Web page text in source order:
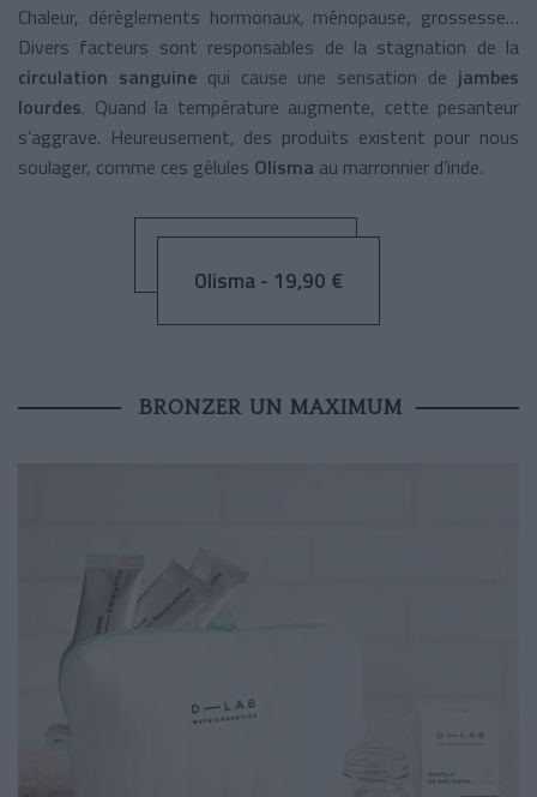
Chaleur, dérèglements hormonaux, ménopause, grossesse…
Divers facteurs sont responsables de la stagnation de la
circulation sanguinequi cause une sensation de jambes
lourdes. Quand la température augmente, cette pesanteur
s’aggrave. Heureusement, des produits existent pour nous
soulager, comme ces gélules Olisma au marronnier d’inde.
Olisma - 19,90 €
BRONZER UN MAXIMUM